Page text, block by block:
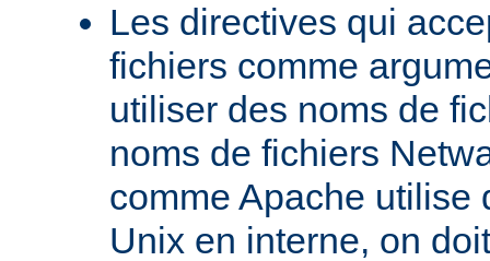
Les directives qui
fichiers comme
utiliser des noms de
noms de fichiers
comme Apache utilise
Unix en interne, on